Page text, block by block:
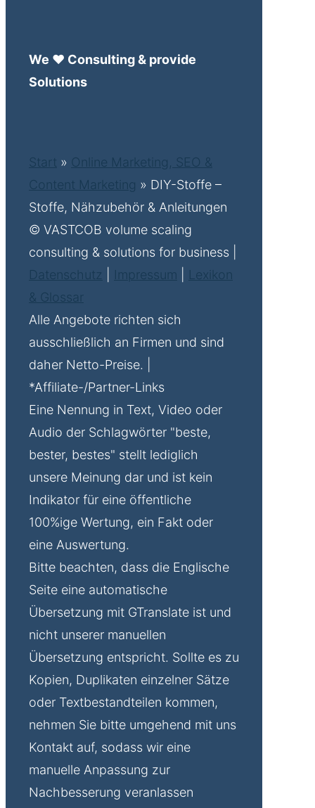
We ♥ Consulting & provide
Solutions
Start » Online Marketing, SEO &
Content Marketing » DIY-Stoffe –
Stoffe, Nähzubehör & Anleitungen
© VASTCOB volume scaling
consulting & solutions for business |
Datenschutz
Impressum
Lexikon
& Glossar
Alle Angebote richten sich
ausschließlich an Firmen und sind
daher Netto-Preise. |
*Affiliate-/Partner-Links
Eine Nennung in Text, Video oder
Audio der Schlagwörter "beste,
bester, bestes" stellt lediglich
unsere Meinung dar und ist kein
Indikator für eine öffentliche
100%ige Wertung, ein Fakt oder
eine Auswertung.
Bitte beachten, dass die Englische
Seite eine automatische
Übersetzung mit GTranslate ist und
nicht unserer manuellen
Übersetzung entspricht. Sollte es zu
Kopien, Duplikaten einzelner Sätze
oder Textbestandteilen kommen,
nehmen Sie bitte umgehend mit uns
Kontakt auf, sodass wir eine
manuelle Anpassung zur
Nachbesserung veranlassen